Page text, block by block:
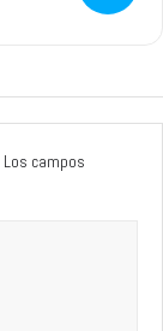
Los campos